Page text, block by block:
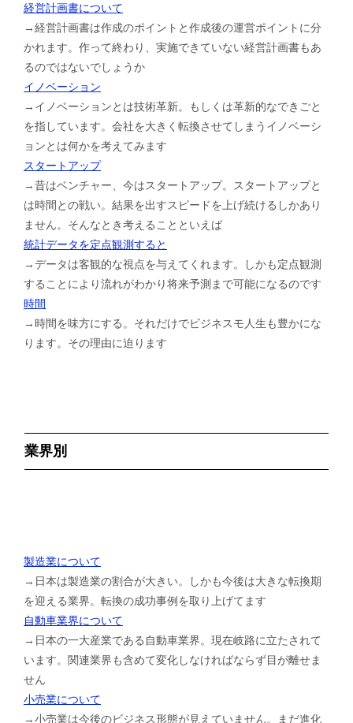
経営計画書について
→経営計画書は作成のポイントと作成後の運営ポイントに分
かれます。作って終わり、実施できていない経営計画書もあ
るのではないでしょうか
イノベーション
→イノベーションとは技術革新。もしくは革新的なできごと
を指しています。会社を大きく転換させてしまうイノベーシ
ョンとは何かを考えてみます
スタートアップ
→昔はベンチャー、今はスタートアップ。スタートアップと
は時間との戦い。結果を出すスピードを上げ続けるしかあり
ません。そんなとき考えることといえば
統計データを定点観測すると
→データは客観的な視点を与えてくれます。しかも定点観測
することにより流れがわかり将来予測まで可能になるのです
時間
→時間を味方にする。それだけでビジネスモ人生も豊かにな
ります。その理由に迫ります
業界別
製造業について
→日本は製造業の割合が大きい。しかも今後は大きな転換期
を迎える業界。転換の成功事例を取り上げてます
自動車業界について
→日本の一大産業である自動車業界。現在岐路に立たされて
います。関連業界も含めて変化しなければならず目が離せま
せん
小売業について
→小売業は今後のビジネス形態が見えていません。まだ進化